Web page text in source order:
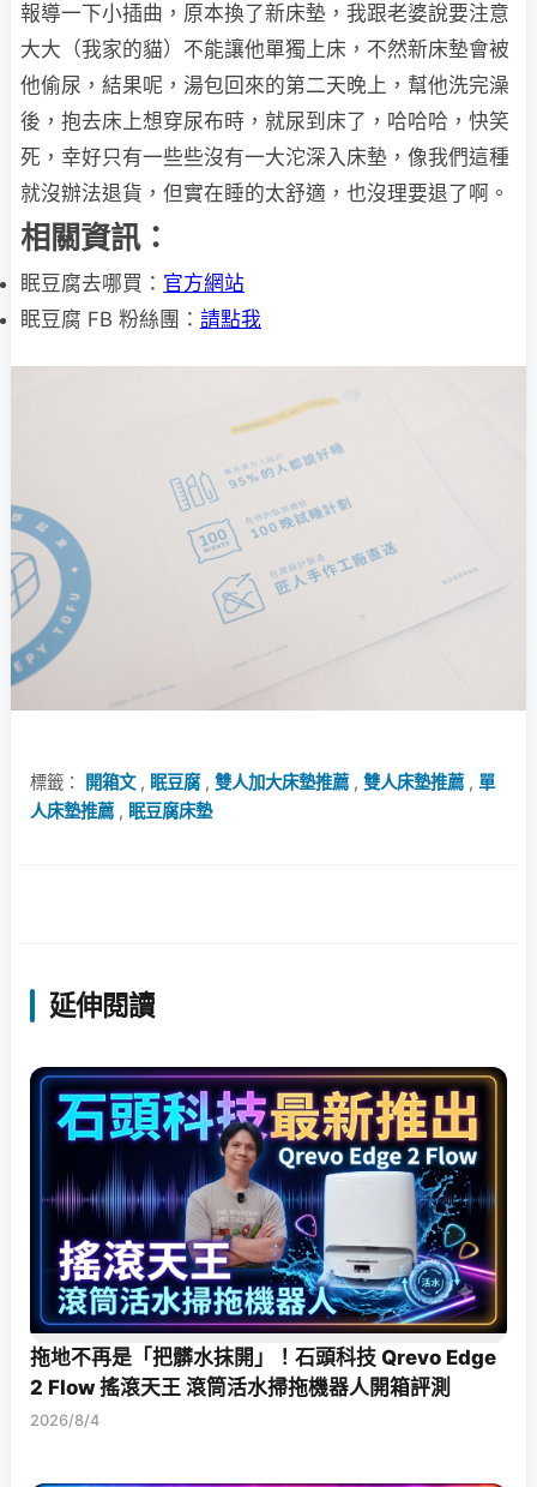
報導一下小插曲，原本換了新床墊，我跟老婆說要注意
大大（我家的貓）不能讓他單獨上床，不然新床墊會被
他偷尿，結果呢，湯包回來的第二天晚上，幫他洗完澡
後，抱去床上想穿尿布時，就尿到床了，哈哈哈，快笑
死，幸好只有一些些沒有一大沱深入床墊，像我們這種
就沒辦法退貨，但實在睡的太舒適，也沒理要退了啊。
相關資訊：
眠豆腐去哪買： 官方網站
眠豆腐 FB 粉絲團： 請點我
標籤： 開箱文, 眠豆腐, 雙人加大床墊推薦, 雙人床墊推薦, 單
人床墊推薦, 眠豆腐床墊
延伸閱讀
拖地不再是「把髒水抹開」！石頭科技 Qrevo Edge
2 Flow 搖滾天王 滾筒活水掃拖機器人開箱評測
2026/8/4